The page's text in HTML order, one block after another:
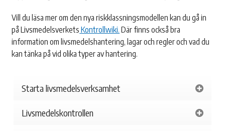
Vill du läsa mer om den nya riskklassningsmodellen kan du gå in
på Livsmedelsverkets Kontrollwiki. Där finns också bra
information om livsmedelshantering, lagar och regler och vad du
kan tänka på vid olika typer av hantering.
Starta livsmedelsverksamhet
Livsmedelskontrollen